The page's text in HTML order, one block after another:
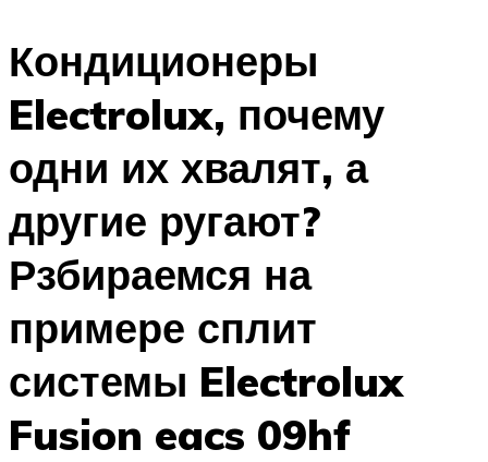
Кондиционеры
Electrolux, почему
одни их хвалят, а
другие ругают?
Рзбираемся на
примере сплит
системы Electrolux
Fusion eacs 09hf